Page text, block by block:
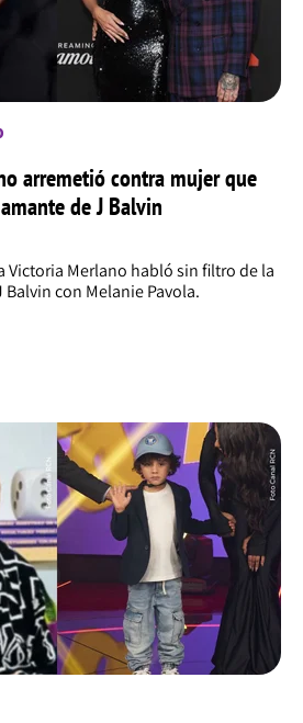
arremetió contra mujer que
de J Balvin
Victoria Merlano habló sin filtro de la
con Melanie Pavola.